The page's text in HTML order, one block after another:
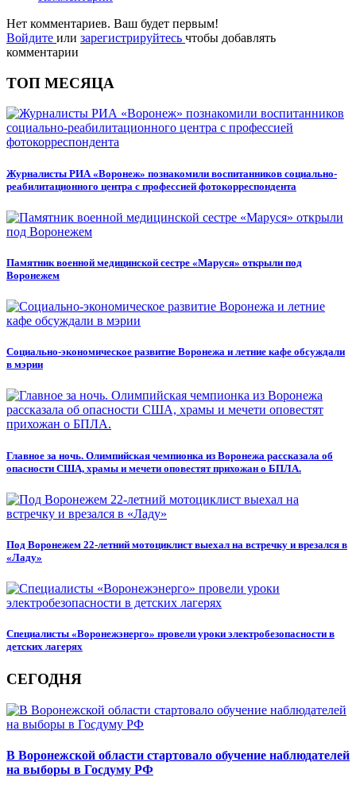
Нет комментариев. Ваш будет первым!
Войдите или зарегистрируйтесь чтобы добавлять
комментарии
ТОП МЕСЯЦА
Журналисты РИА «Воронеж» познакомили воспитанников социально-
реабилитационного центра с профессией фотокорреспондента
Памятник военной медицинской сестре «Маруся» открыли под
Воронежем
Социально-экономическое развитие Воронежа и летние кафе обсуждали
в мэрии
Главное за ночь. Олимпийская чемпионка из Воронежа рассказала об
опасности США, храмы и мечети оповестят прихожан о БПЛА.
Под Воронежем 22-летний мотоциклист выехал на встречку и врезался в
«Ладу»
Специалисты «Воронежэнерго» провели уроки электробезопасности в
детских лагерях
СЕГОДНЯ
В Воронежской области стартовало обучение наблюдателей
на выборы в Госдуму РФ